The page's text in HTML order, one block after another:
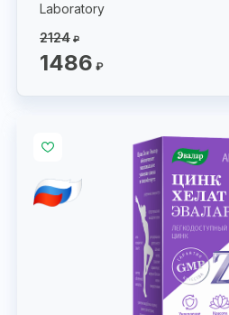
Laboratory
2124 ₽
1486 ₽